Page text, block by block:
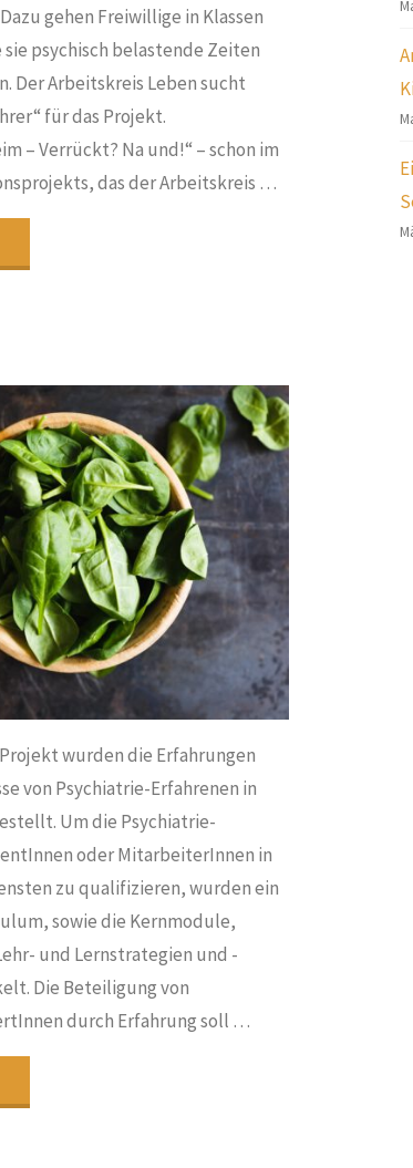
gehen Freiwillige in Klassen
psychisch belastende Zeiten
Der Arbeitskreis Leben sucht
für das Projekt.
– Verrückt? Na und!“ – schon im
das der Arbeitskreis …
wurden die Erfahrungen
von Psychiatrie-Erfahrenen in
Um die Psychiatrie-
oder MitarbeiterInnen in
zu qualifizieren, wurden ein
sowie die Kernmodule,
und Lernstrategien und -
Die Beteiligung von
durch Erfahrung soll …